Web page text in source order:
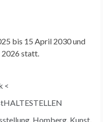
bis 15 April 2030 und
2026 statt.
<
, Homberg, Kunst,